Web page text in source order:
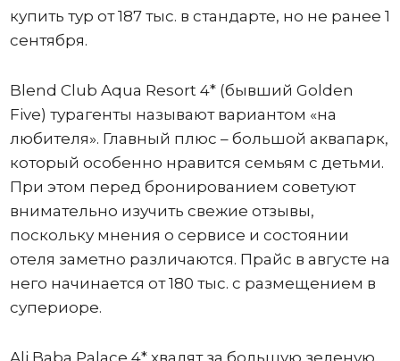
купить тур от 187 тыс. в стандарте, но не ранее 1
сентября.
Blend Club Aqua Resort 4* (бывший Golden
Five) турагенты называют вариантом «на
любителя». Главный плюс – большой аквапарк,
который особенно нравится семьям с детьми.
При этом перед бронированием советуют
внимательно изучить свежие отзывы,
поскольку мнения о сервисе и состоянии
отеля заметно различаются. Прайс в августе на
него начинается от 180 тыс. с размещением в
супериоре.